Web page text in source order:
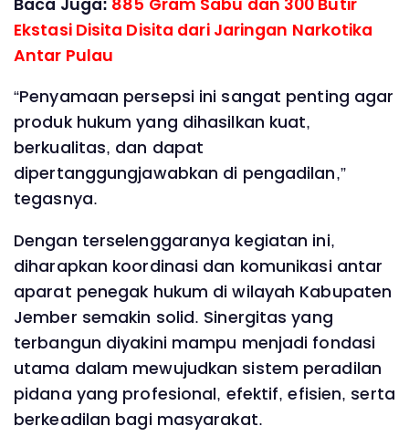
Ekstasi Disita Disita dari Jaringan Narkotika
Antar Pulau
“Penyamaan persepsi ini sangat penting agar
produk hukum yang dihasilkan kuat,
berkualitas, dan dapat
dipertanggungjawabkan di pengadilan,”
tegasnya.
Dengan terselenggaranya kegiatan ini,
diharapkan koordinasi dan komunikasi antar
aparat penegak hukum di wilayah Kabupaten
Jember semakin solid. Sinergitas yang
terbangun diyakini mampu menjadi fondasi
utama dalam mewujudkan sistem peradilan
pidana yang profesional, efektif, efisien, serta
berkeadilan bagi masyarakat.